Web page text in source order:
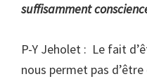
suffisamment
P-Y Jeholet : Le fait
nous permet pas